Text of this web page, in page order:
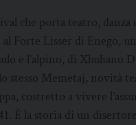
che porta teatro,
al Forte Lisser di Enego,
e l’alpino, di Xhuliano
stesso Memetaj, novità
costretto a vivere
È la storia di un